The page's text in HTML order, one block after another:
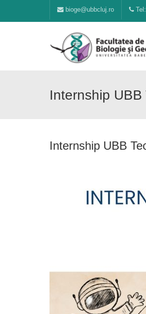
bioge@ubbcluj.ro
Internship UBB
Internship UBB